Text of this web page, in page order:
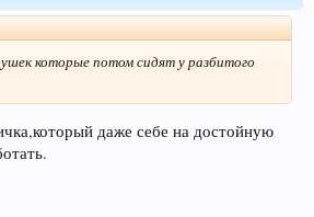
которые потом сидят у разбитого
даже себе на достойную